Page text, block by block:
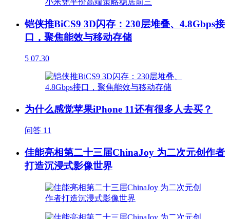
铠侠推BiCS9 3D闪存：230层堆叠、4.8Gbps接
口，聚焦能效与移动存储
5 07.30
为什么感觉苹果iPhone 11还有很多人去买？
问答 11
佳能亮相第二十三届ChinaJoy 为二次元创作者
打造沉浸式影像世界